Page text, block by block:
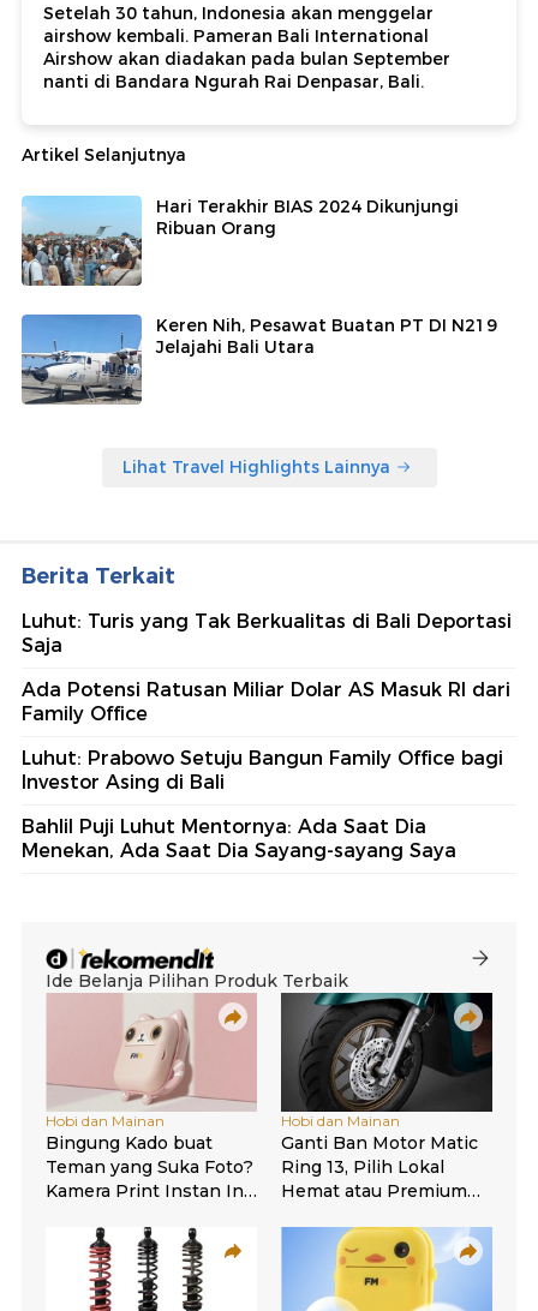
Setelah 30 tahun, Indonesia akan menggelar
airshow kembali. Pameran Bali International
Airshow akan diadakan pada bulan September
nanti di Bandara Ngurah Rai Denpasar, Bali.
Artikel Selanjutnya
Hari Terakhir BIAS 2024 Dikunjungi
Ribuan Orang
Keren Nih, Pesawat Buatan PT DI N219
Jelajahi Bali Utara
Lihat Travel Highlights Lainnya
Berita Terkait
Luhut: Turis yang Tak Berkualitas di Bali Deportasi
Saja
Ada Potensi Ratusan Miliar Dolar AS Masuk RI dari
Family Office
Luhut: Prabowo Setuju Bangun Family Office bagi
Investor Asing di Bali
Bahlil Puji Luhut Mentornya: Ada Saat Dia
Menekan, Ada Saat Dia Sayang-sayang Saya